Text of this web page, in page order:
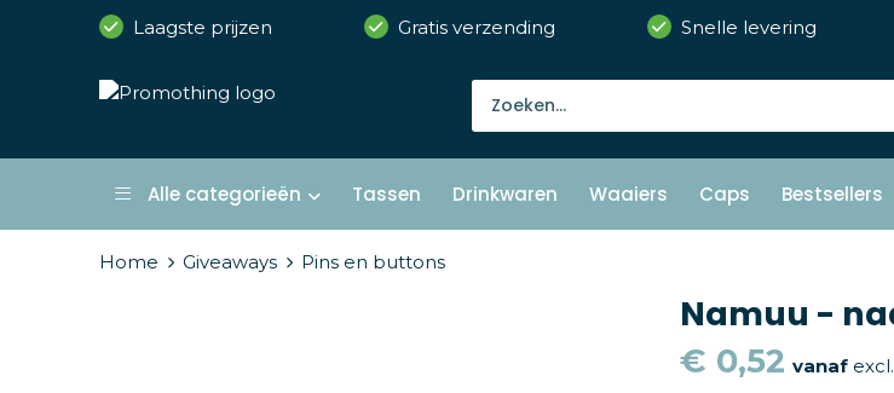
Laagste prijzen Gratis verzending Snelle levering
Alle categorieën Tassen Drinkwaren Waaiers Caps Bestsellers
Home Giveaways Pins en buttons
Namuu -
€ 0,52 vanaf